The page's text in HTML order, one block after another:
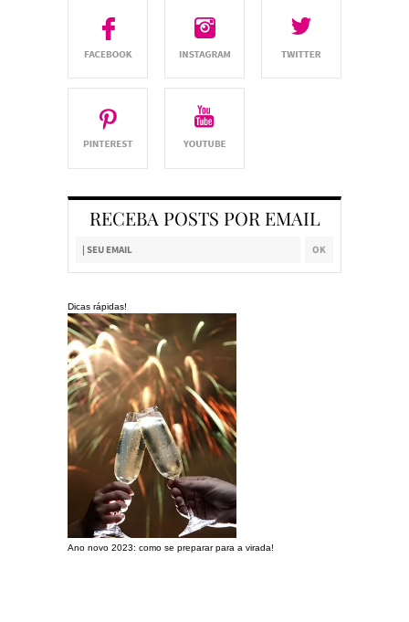
RECEBA POSTS POR EMAIL
Dicas rápidas!
Ano novo 2023: como se preparar para a virada!